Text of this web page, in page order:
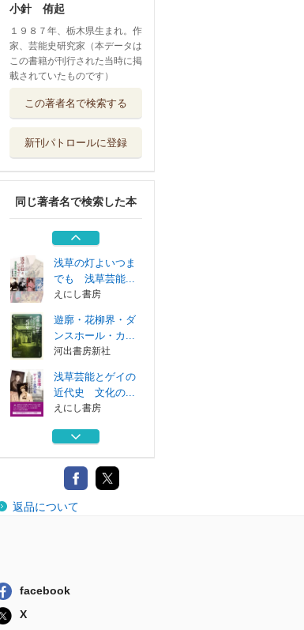
小針 侑起
１９８７年、栃木県生まれ。作
家、芸能史研究家（本データは
この書籍が刊行された当時に掲
載されていたものです）
この著者名で検索する
新刊パトロールに登録
同じ著者名で検索した本
ンスホール・カ...
浅草芸能とゲイの
えにし書房
あゝ浅草オペラ
写真でたどる魅...
えにし書房
浅草の灯よいつま
でも 浅草芸能...
えにし書房
遊廓・花柳界・ダ
ンスホール・カ...
河出書房新社
浅草芸能とゲイの
近代史 文化の...
えにし書房
あゝ浅草オペラ
えにし書房
浅草の灯よいつま
でも 浅草芸能...
返品について
facebook
X